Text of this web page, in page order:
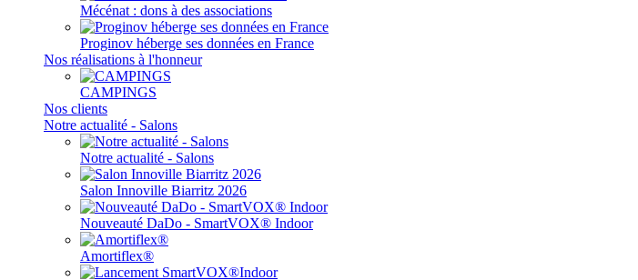
Mécénat : dons à des associations
Proginov héberge ses données en France
Nos réalisations à l'honneur
CAMPINGS
Nos clients
Notre actualité - Salons
Notre actualité - Salons
Salon Innoville Biarritz 2026
Nouveauté DaDo - SmartVOX® Indoor
Amortiflex®